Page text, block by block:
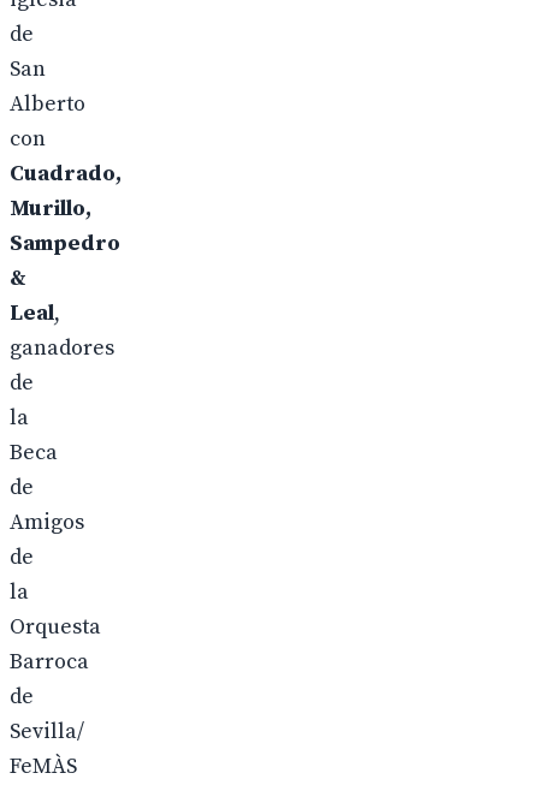
de
San
Alberto
con
Cuadrado,
Murillo,
Sampedro
&
Leal,
ganadores
de
la
Beca
de
Amigos
de
la
Orquesta
Barroca
de
Sevilla/
FeMÀS